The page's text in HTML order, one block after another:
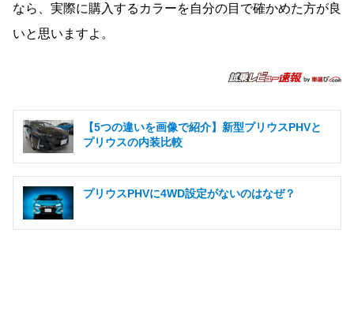
なら、実際に購入するカラーを自分の目で確かめた方が良
いと思いますよ。
【5つの違いを画像で紹介】新型プリウスPHVと
プリウスの内装比較
プリウスPHVに4WD設定がないのはなぜ？